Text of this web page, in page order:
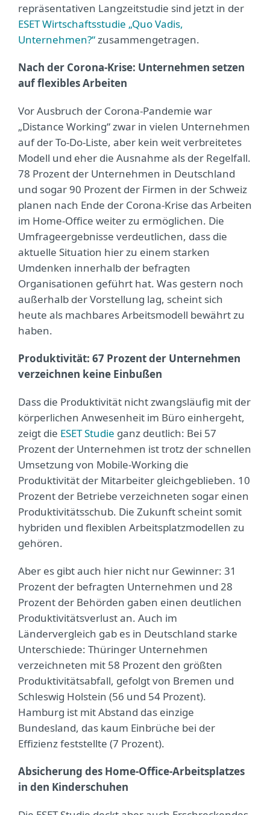
repräsentativen Langzeitstudie sind jetzt in der
ESET Wirtschaftsstudie „Quo Vadis,
Unternehmen?“zusammengetragen.
Nach der Corona-Krise: Unternehmen setzen
auf flexibles Arbeiten
Vor Ausbruch der Corona-Pandemie war
„Distance Working“ zwar in vielen Unternehmen
auf der To-Do-Liste, aber kein weit verbreitetes
Modell und eher die Ausnahme als der Regelfall.
78 Prozent der Unternehmen in Deutschland
und sogar 90 Prozent der Firmen in der Schweiz
planen nach Ende der Corona-Krise das Arbeiten
im Home-Office weiter zu ermöglichen. Die
Umfrageergebnisse verdeutlichen, dass die
aktuelle Situation hier zu einem starken
Umdenken innerhalb der befragten
Organisationen geführt hat. Was gestern noch
außerhalb der Vorstellung lag, scheint sich
heute als machbares Arbeitsmodell bewährt zu
haben.
Produktivität: 67 Prozent der Unternehmen
verzeichnen keine Einbußen
Dass die Produktivität nicht zwangsläufig mit der
körperlichen Anwesenheit im Büro einhergeht,
zeigt die ESET Studie ganz deutlich: Bei 57
Prozent der Unternehmen ist trotz der schnellen
Umsetzung von Mobile-Working die
Produktivität der Mitarbeiter gleichgeblieben. 10
Prozent der Betriebe verzeichneten sogar einen
Produktivitätsschub. Die Zukunft scheint somit
hybriden und flexiblen Arbeitsplatzmodellen zu
gehören.
Aber es gibt auch hier nicht nur Gewinner: 31
Prozent der befragten Unternehmen und 28
Prozent der Behörden gaben einen deutlichen
Produktivitätsverlust an. Auch im
Ländervergleich gab es in Deutschland starke
Unterschiede: Thüringer Unternehmen
verzeichneten mit 58 Prozent den größten
Produktivitätsabfall, gefolgt von Bremen und
Schleswig Holstein (56 und 54 Prozent).
Hamburg ist mit Abstand das einzige
Bundesland, das kaum Einbrüche bei der
Effizienz feststellte (7 Prozent).
Absicherung des Home-Office-Arbeitsplatzes
in den Kinderschuhen